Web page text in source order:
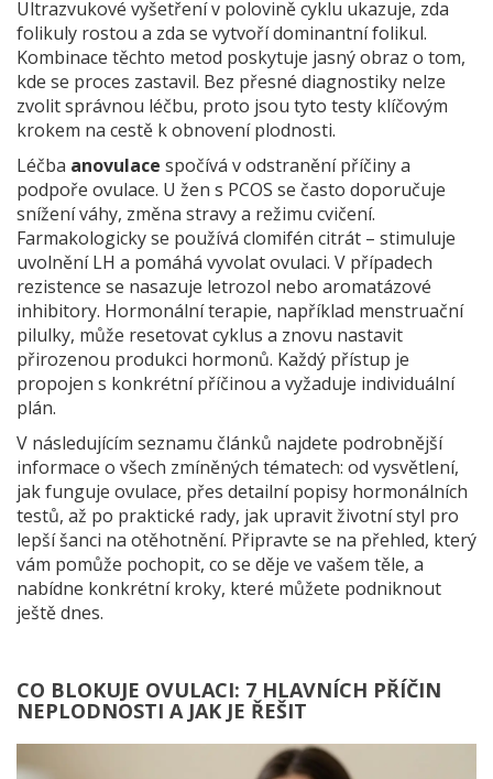
Ultrazvukové vyšetření v polovině cyklu ukazuje, zda
folikuly rostou a zda se vytvoří dominantní folikul.
Kombinace těchto metod poskytuje jasný obraz o tom,
kde se proces zastavil. Bez přesné diagnostiky nelze
zvolit správnou léčbu, proto jsou tyto testy klíčovým
krokem na cestě k obnovení plodnosti.
Léčba anovulace spočívá v odstranění příčiny a
podpoře ovulace. U žen s PCOS se často doporučuje
snížení váhy, změna stravy a režimu cvičení.
Farmakologicky se používá clomifén citrát – stimuluje
uvolnění LH a pomáhá vyvolat ovulaci. V případech
rezistence se nasazuje letrozol nebo aromatázové
inhibitory. Hormonální terapie, například menstruační
pilulky, může resetovat cyklus a znovu nastavit
přirozenou produkci hormonů. Každý přístup je
propojen s konkrétní příčinou a vyžaduje individuální
plán.
V následujícím seznamu článků najdete podrobnější
informace o všech zmíněných tématech: od vysvětlení,
jak funguje ovulace, přes detailní popisy hormonálních
testů, až po praktické rady, jak upravit životní styl pro
lepší šanci na otěhotnění. Připravte se na přehled, který
vám pomůže pochopit, co se děje ve vašem těle, a
nabídne konkrétní kroky, které můžete podniknout
ještě dnes.
CO BLOKUJE OVULACI: 7 HLAVNÍCH PŘÍČIN
NEPLODNOSTI A JAK JE ŘEŠIT